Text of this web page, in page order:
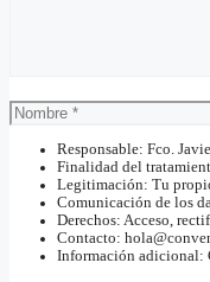
Nombre
Responsable: Fco.
Finalidad del
Legitimación: Tu
Comunicación de los
Derechos: Acceso,
Contacto:
Información adicional: